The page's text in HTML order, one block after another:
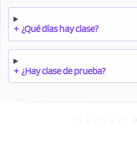
+ ¿Qué días hay clase?
+ ¿Hay clase de prueba?